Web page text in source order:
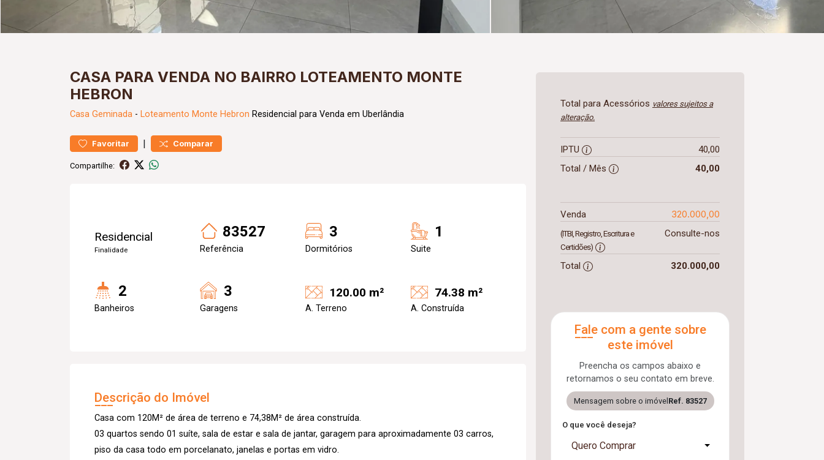
CASA PARA VENDA NO BAIRRO LOTEAMENTO MONTE
HEBRON
Casa Geminada - Loteamento Monte Hebron Residencial para Venda em Uberlândia
Favoritar | Comparar
Compartilhe:
Residencial
Finalidade
83527
Referência
3
Dormitórios
1
Suite
2
Banheiros
3
Garagens
120.00 m²
A. Terreno
74.38 m²
A. Construída
Descrição do Imóvel
Casa com 120M² de área de terreno e 74,38M² de área construída.
03 quartos sendo 01 suíte, sala de estar e sala de jantar, garagem para aproximadamente 03 carros,
piso da casa todo em porcelanato, janelas e portas em vidro.
Total para Acessórios valores sujeitos a
alteração.
IPTU
40,00
Total / Mês
40,00
Venda 320.000,00
(ITBI, Registro, Escritura e
Certidões)
Consulte-nos
Total 320.000,00
Fale com a gente sobre
este imóvel
Preencha os campos abaixo e
retornamos o seu contato em breve.
Mensagem sobre o imóvel Ref. 83527
O que você deseja?
Quero Comprar